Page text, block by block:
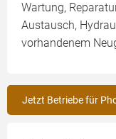
Wartung,
Austausch,
vorhandenem
Jetzt Betriebe für